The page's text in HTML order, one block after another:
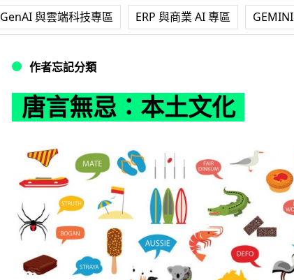
GenAI 與雲端科技專區 ERP 與商業 AI 專區 GEMINI
作者忘記分類
唐言無忌：本土文化